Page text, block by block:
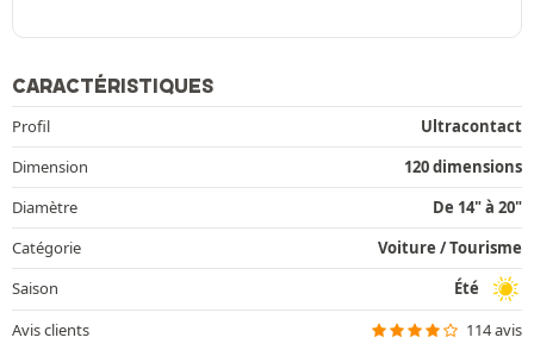
CARACTÉRISTIQUES
Profil
Ultracontact
Dimension
120 dimensions
Diamètre
De 14" à 20"
Catégorie
Voiture / Tourisme
Saison
Été
Avis clients
114 avis